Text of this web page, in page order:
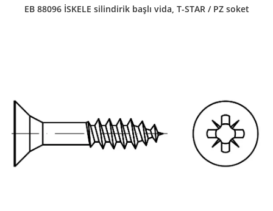
EB 88096 İSKELE silindirik başlı vida, T-STAR / PZ soket